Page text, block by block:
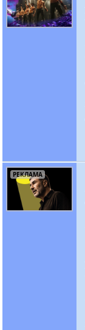
РЕКЛАМА